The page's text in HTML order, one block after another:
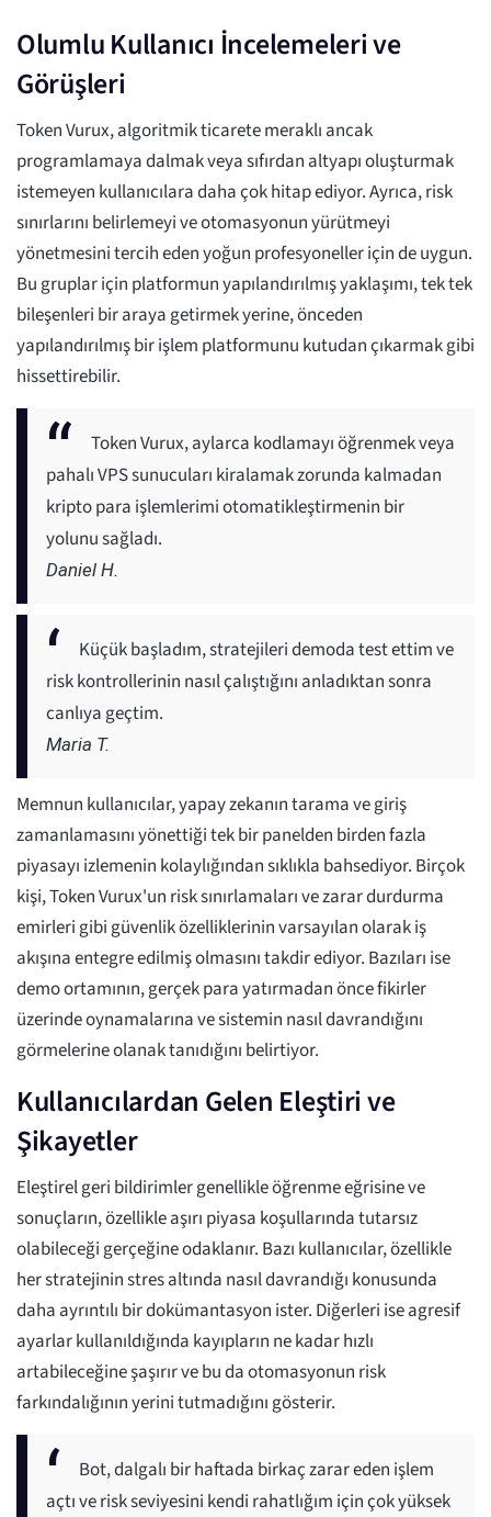
Olumlu Kullanıcı İncelemeleri ve
Görüşleri
Token Vurux, algoritmik ticarete meraklı ancak
programlamaya dalmak veya sıfırdan altyapı oluşturmak
istemeyen kullanıcılara daha çok hitap ediyor. Ayrıca, risk
sınırlarını belirlemeyi ve otomasyonun yürütmeyi
yönetmesini tercih eden yoğun profesyoneller için de uygun.
Bu gruplar için platformun yapılandırılmış yaklaşımı, tek tek
bileşenleri bir araya getirmek yerine, önceden
yapılandırılmış bir işlem platformunu kutudan çıkarmak gibi
hissettirebilir.
Token Vurux, aylarca kodlamayı öğrenmek veya
pahalı VPS sunucuları kiralamak zorunda kalmadan
kripto para işlemlerimi otomatikleştirmenin bir
yolunu sağladı.
Daniel H.
Küçük başladım, stratejileri demoda test ettim ve
risk kontrollerinin nasıl çalıştığını anladıktan sonra
canlıya geçtim.
Maria T.
Memnun kullanıcılar, yapay zekanın tarama ve giriş
zamanlamasını yönettiği tek bir panelden birden fazla
piyasayı izlemenin kolaylığından sıklıkla bahsediyor. Birçok
kişi, Token Vurux'un risk sınırlamaları ve zarar durdurma
emirleri gibi güvenlik özelliklerinin varsayılan olarak iş
akışına entegre edilmiş olmasını takdir ediyor. Bazıları ise
demo ortamının, gerçek para yatırmadan önce fikirler
üzerinde oynamalarına ve sistemin nasıl davrandığını
görmelerine olanak tanıdığını belirtiyor.
Kullanıcılardan Gelen Eleştiri ve
Şikayetler
Eleştirel geri bildirimler genellikle öğrenme eğrisine ve
sonuçların, özellikle aşırı piyasa koşullarında tutarsız
olabileceği gerçeğine odaklanır. Bazı kullanıcılar, özellikle
her stratejinin stres altında nasıl davrandığı konusunda
daha ayrıntılı bir dokümantasyon ister. Diğerleri ise agresif
ayarlar kullanıldığında kayıpların ne kadar hızlı
artabileceğine şaşırır ve bu da otomasyonun risk
farkındalığının yerini tutmadığını gösterir.
Bot, dalgalı bir haftada birkaç zarar eden işlem
açtı ve risk seviyesini kendi rahatlığım için çok yüksek